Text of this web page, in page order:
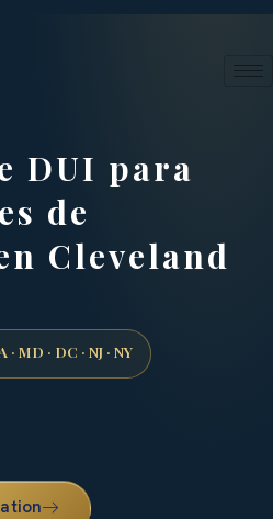
DUI para
de
Cleveland
· MD · DC · NJ · NY